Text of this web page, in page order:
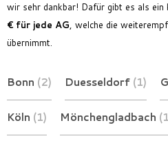
wir sehr dankbar! Dafür gibt es als ein
€ für jede AG, welche die
übernimmt.
Bonn (2) Duesseldorf (1)
Köln (1) Mönchengladbach